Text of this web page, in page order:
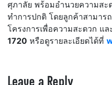
ศุภาลัย พร้อมอำนวยความสะ
ทำการปกติ โดยลูกค้าสามาร
โครงการเพื่อความสะดวก แ
1720 หรือดูรายละเอียดได้ที่